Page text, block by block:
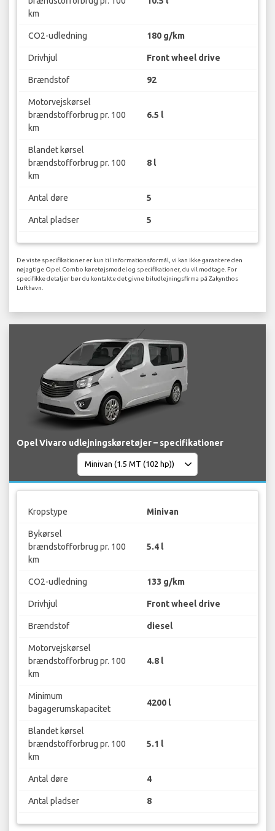
km
CO2-udledning 180 g/km
Drivhjul Front wheel drive
Brændstof 92
Motorvejskørsel
brændstofforbrug pr. 100
km
6.5 l
Blandet kørsel
brændstofforbrug pr. 100
km
8 l
Antal døre 5
Antal pladser 5
De viste specifikationer er kun til informationsformål, vi kan ikke garantere den
nøjagtige Opel Combo køretøjsmodel og specifikationer, du vil modtage. For
specifikke detaljer bør du kontakte det givne biludlejningsfirma på Zakynthos
Lufthavn.
Opel Vivaro udlejningskøretøjer – specifikationer
Kropstype Minivan
Bykørsel
brændstofforbrug pr. 100
km
5.4 l
CO2-udledning 133 g/km
Drivhjul Front wheel drive
Brændstof diesel
Motorvejskørsel
brændstofforbrug pr. 100
km
4.8 l
Minimum
bagagerumskapacitet
4200 l
Blandet kørsel
brændstofforbrug pr. 100
km
5.1 l
Antal døre 4
Antal pladser 8